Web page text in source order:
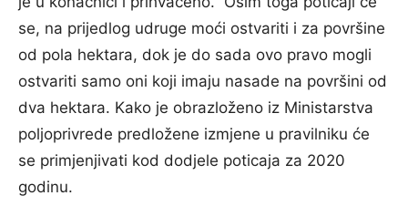
se, na prijedlog udruge moći ostvariti i za površine
od pola hektara, dok je do sada ovo pravo mogli
ostvariti samo oni koji imaju nasade na površini od
dva hektara. Kako je obrazloženo iz Ministarstva
poljoprivrede predložene izmjene u pravilniku će
se primjenjivati kod dodjele poticaja za 2020
godinu.